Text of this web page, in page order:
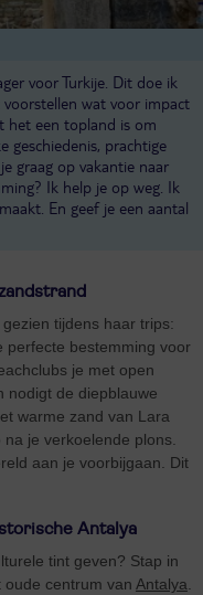
voor Turkije. Dit doe ik
wat voor impact
het een topland is om
geschiedenis, prachtige
graag op vakantie naar
Ik help je op weg. Ik
En geef je een aantal
tijdens haar trips:
perfecte bestemming voor
je met open
nodigt de diepblauwe
warme zand van Lara
je verkoelende plons.
aan je voorbijgaan. Dit
Antalya
tint geven? Stap in
centrum van Antalya